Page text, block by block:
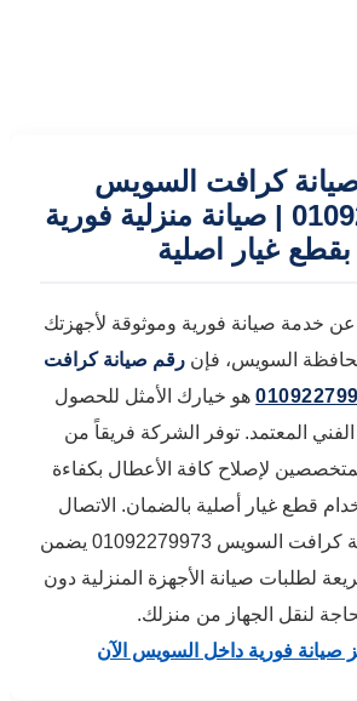
كرافت السويس
01092279973 | صيانة منزلية فورية
بقطع غيار اصلية
خدمة صيانة فورية وموثوقة لأجهزتك
السويس، فإن رقم صيانة كرافت
هو خيارك الأمثل للحصول
المعتمد. توفر الشركة فريقاً من
لإصلاح كافة الأعطال بكفاءة
قطع غيار أصلية بالضمان. الاتصال
على رقم صيانة كرافت السويس 01092279973 يضمن
لطلبات صيانة الأجهزة المنزلية دون
لنقل الجهاز من منزلك.
صيانة فورية داخل السويس الآن